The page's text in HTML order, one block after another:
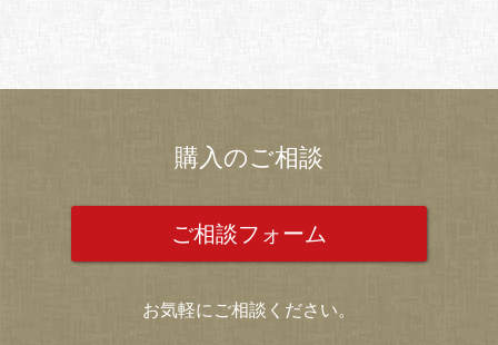
購入のご相談
ご相談フォーム
お気軽にご相談ください。